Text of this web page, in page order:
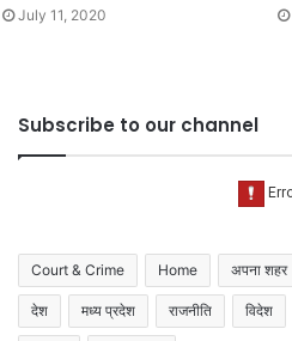
July 11, 2020
Subscribe to our channel
Court & Crime Home अपना शहर
देश मध्य प्रदेश राजनीति विदेश